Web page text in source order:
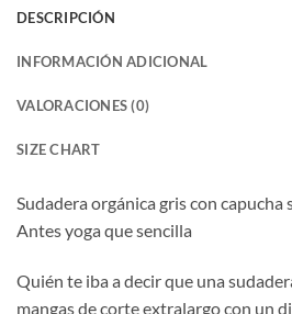
DESCRIPCIÓN
INFORMACIÓN ADICIONAL
VALORACIONES (0)
SIZE CHART
Sudadera orgánica gris con capucha
Antes yoga que sencilla
Quién te iba a decir que una
mangas de corte extralargo con un